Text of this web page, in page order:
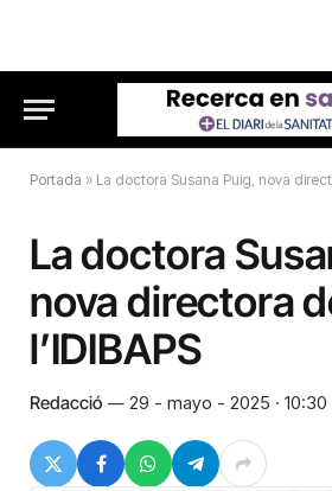
Portada » La doctora Susana Puig, nova
La doctora
nova directora
l’IDIBAPS
Redacció 29 - mayo - 2025 · 10:30